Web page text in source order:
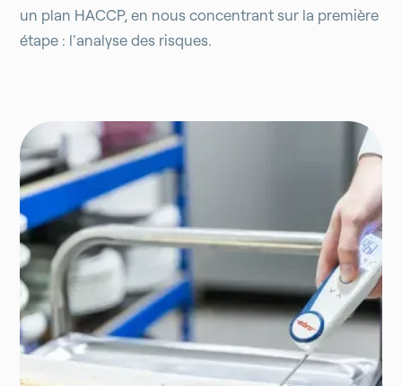
un plan HACCP, en nous concentrant sur la première
étape : l'analyse des risques.